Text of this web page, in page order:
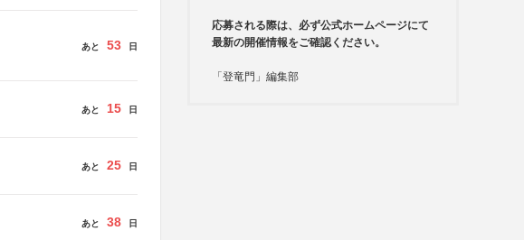
あと 53 日
あと 15 日
あと 25 日
あと 38 日
応募される際は、必ず公式ホームページにて
最新の開催情報をご確認ください。
「登竜門」編集部